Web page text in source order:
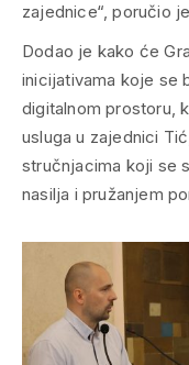
zajednice“, poručio
Dodao je kako će
inicijativama koje se
digitalnom prostoru,
usluga u zajednici
stručnjacima koji se
nasilja i pružanjem